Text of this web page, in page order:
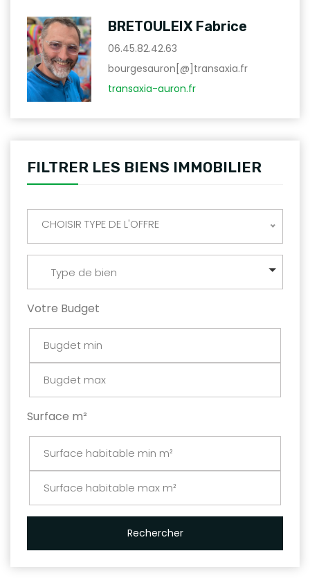
BRETOULEIX Fabrice
06.45.82.42.63
bourgesauron[@]transaxia.fr
transaxia-auron.fr
FILTRER LES BIENS IMMOBILIER
CHOISIR TYPE DE L'OFFRE
Type de bien
Votre Budget
Surface m²
Rechercher